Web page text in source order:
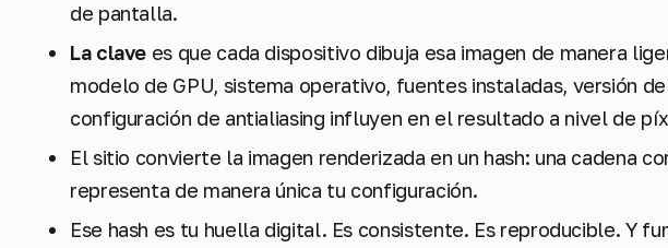
de pantalla.
La clave es que cada dispositivo dibuja esa imagen de manera
modelo de GPU, sistema operativo, fuentes instaladas, versión
configuración de antialiasing influyen en el resultado a nivel de
El sitio convierte la imagen renderizada en un hash: una cadena
representa de manera única tu configuración.
Ese hash es tu huella digital. Es consistente. Es reproducible. Y